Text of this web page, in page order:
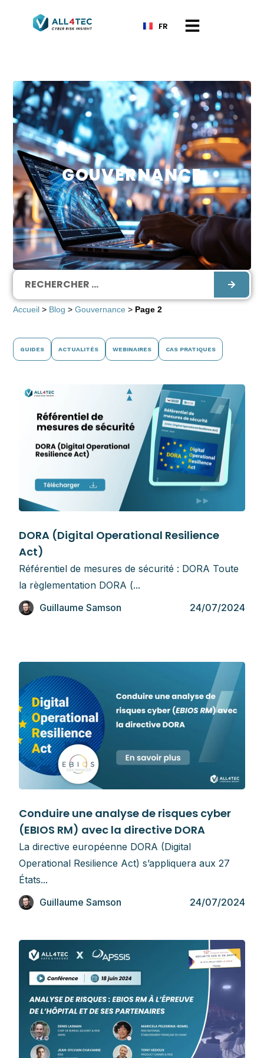
FR
GOUVERNANCE
Accueil > Blog >Gouvernance > Page 2
GUIDES ACTUALITÉS WEBINAIRES CAS PRATIQUES
DORA (Digital Operational Resilience
Act)
Référentiel de mesures de sécurité : DORA Toute
la règlementation DORA (...
Guillaume Samson
24/07/2024
Conduire une analyse de risques cyber
(EBIOS RM) avec la directive DORA
La directive européenne DORA (Digital
Operational Resilience Act) s’appliquera aux 27
États...
Guillaume Samson
24/07/2024